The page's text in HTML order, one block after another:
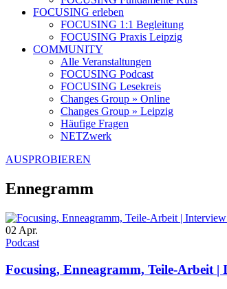
FOCUSING erleben
FOCUSING 1:1 Begleitung
FOCUSING Praxis Leipzig
COMMUNITY
Alle Veranstaltungen
FOCUSING Podcast
FOCUSING Lesekreis
Changes Group » Online
Changes Group » Leipzig
Häufige Fragen
NETZwerk
AUSPROBIEREN
Ennegramm
02 Apr.
Podcast
Focusing, Enneagramm, Teile-Arbeit